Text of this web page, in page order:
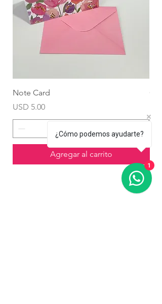
de significado que dejará huella en
cada momento especial 🎁✨
Note Card
Precio
USD 5.00
Agregar al carrito
¿Cómo podemos ayudarte?
1